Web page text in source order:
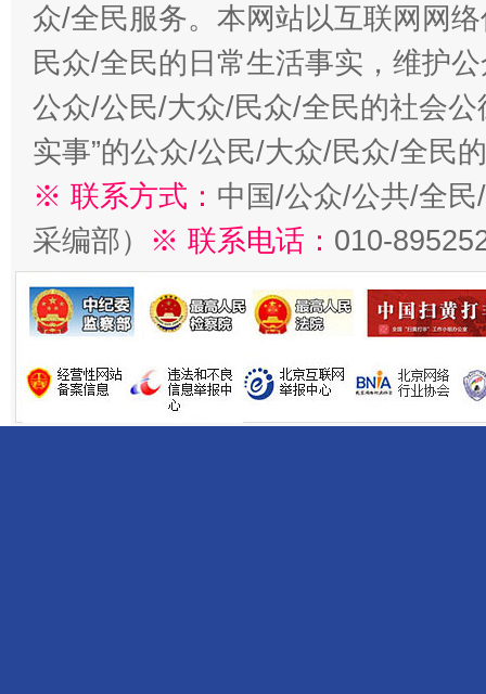
众/全民服务。本网站以互联网网
民众/全民的日常生活事实，维护
公众/公民/大众/民众/全民的社会公
实事”的公众/公民/大众/民众/全民
※ 联系方式： 中国/公众/公共/全
采编部） ※ 联系电话： 010-